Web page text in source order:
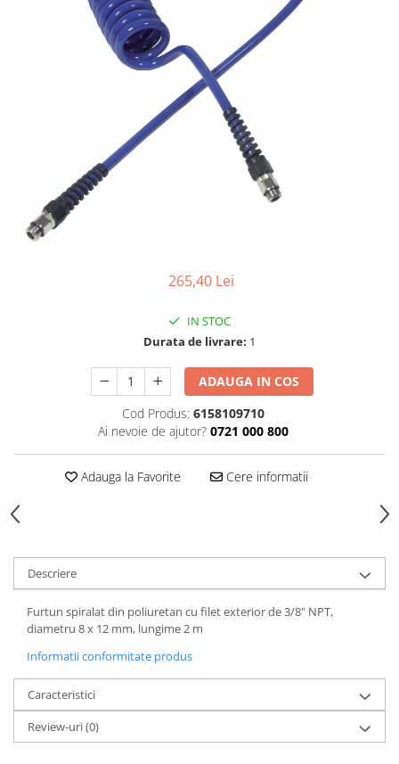
Bormasini pneumatice
Chei pneumatice cu impact
Ciocane daltuitoare pneumatice
Compactoare pneumatice
Curatatoare cu ace
Masini de filetat
Masini de insurubat cu clichet
Motoare pneumatice
Pistoale de umflat roti
Slefuitoare pneumatice
Surubelnite pneumatice
Tăiere și nituire pneumatică
265,40 Lei
IN STOC
Durata de livrare: 1
ADAUGA IN COS
Cod Produs: 6158109710
Ai nevoie de ajutor? 0721 000 800
Adauga la Favorite Cere informatii
Descriere
Furtun spiralat din poliuretan cu filet exterior de 3/8" NPT,
diametru 8 x 12 mm, lungime 2 m
Informatii conformitate produs
Caracteristici
Review-uri(0)